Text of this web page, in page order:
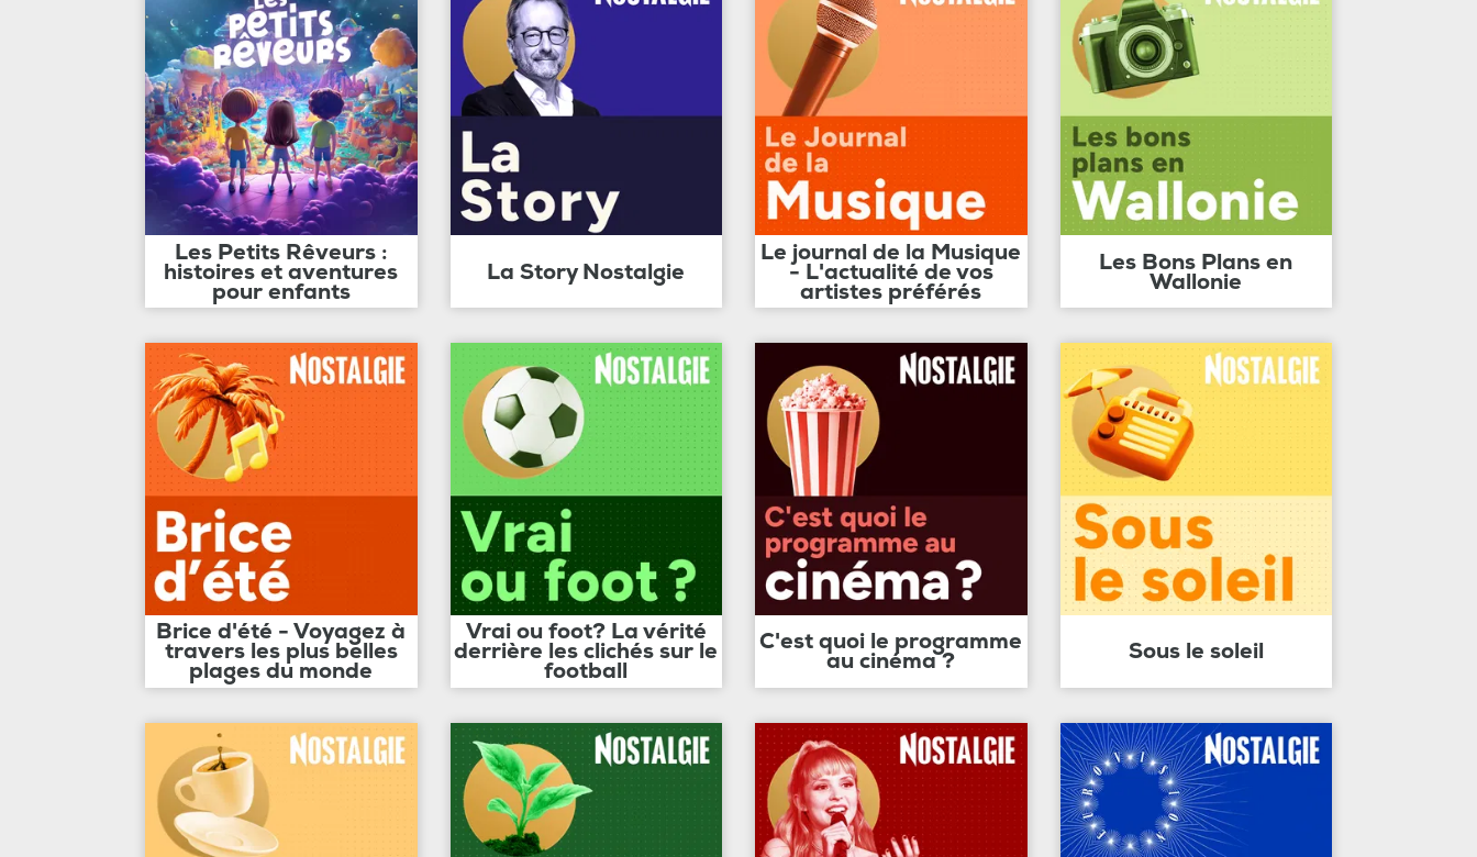
Les Petits Rêveurs :
histoires et aventures
pour enfants
La Story Nostalgie
Le journal de la Musique
- L'actualité de vos
artistes préférés
Les Bons Plans en
Wallonie
Brice d'été - Voyagez à
travers les plus belles
plages du monde
Vrai ou foot? La vérité
derrière les clichés sur le
football
C'est quoi le programme
au cinéma ? Sous le soleil